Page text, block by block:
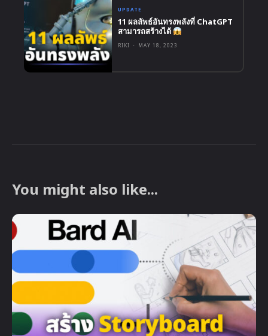
UPDATE
11 ผลลัพธ์อันทรงพลังที่ ChatGPT
สามารถสร้างได้
RIKI - MAY 18, 2023
You might also like...